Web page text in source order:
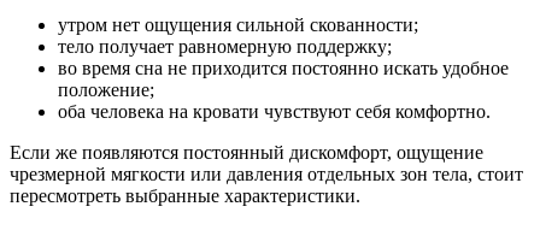
утром нет ощущения сильной скованности;
тело получает равномерную поддержку;
во время сна не приходится постоянно искать удобное
положение;
оба человека на кровати чувствуют себя комфортно.
Если же появляются постоянный дискомфорт, ощущение
чрезмерной мягкости или давления отдельных зон тела, стоит
пересмотреть выбранные характеристики.